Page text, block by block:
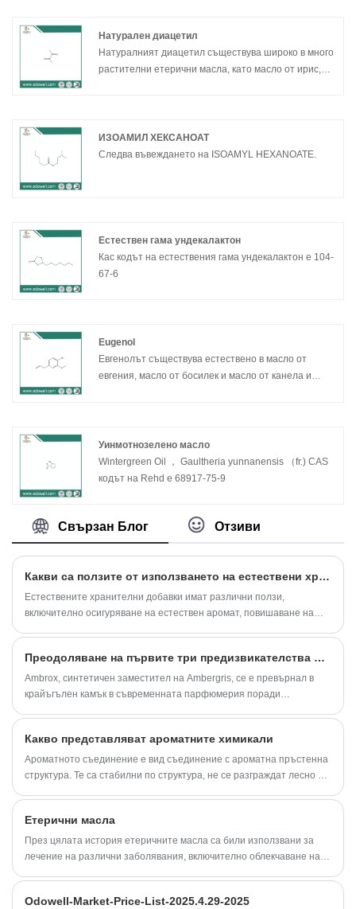
Натурален диацетил
Натуралният диацетил съществува широко в много
растителни етерични масла, като масло от ирис,
ИЗОАМИЛ ХЕКСАНОАТ
Следва въвеждането на ISOAMYL HEXANOATE.
Естествен гама ундекалактон
Кас кодът на естествения гама ундекалактон е 104-
67-6
Eugenol
Евгенолът съществува естествено в масло от
евгения, масло от босилек и масло от канела и
Уинмотнозелено масло
Wintergreen Oil ， Gaultheria yunnanensis （fr.) CAS
кодът на Rehd е 68917-75-9
Свързан Блог Отзиви
Какви са ползите от използването на естествени хранителни добавки?
Естествените хранителни добавки имат различни ползи,
включително осигуряване на естествен аромат, повишаване на
антиоксидантни и противовъзпалителни свойства, което ги прави
по-здравословен вариант за потребителите.
Преодоляване на първите три предизвикателства в прилагането на Ambrox в индустрията на ароматите
Ambrox, синтетичен заместител на Ambergris, се е превърнал в
крайъгълен камък в съвременната парфюмерия поради
предизвикателства. Тази статия се задълбочава в трите най-често
срещани препятствия, свързани с Ambrox и изследва потенциални
решения за преодоляването им, със специален акцент върху
Какво представляват ароматните химикали
Ароматното съединение е вид съединение с ароматна пръстенна
структура. Те са стабилни по структура, не се разграждат лесно и
смоли, се наричат ​​ароматни химикали. ароматните химикали
обикновено се отнасят до циклични съединения, съдържащи поне
една делокализирана връзка в молекулата, но има примери за
Етерични масла
През цялата история етеричните масла са били използвани за
лечение на различни заболявания, включително облекчаване на
Odowell-Market-Price-List-2025.4.29-2025